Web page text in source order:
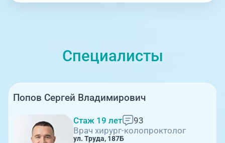
Специалисты
Попов Сергей Владимирович
Стаж 19 лет
93
Врач хирург-колопроктолог
ул. Труда, 187Б